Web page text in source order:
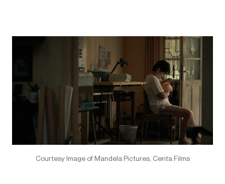
Courtesy Image of Mandela Pictures, Cerita Films